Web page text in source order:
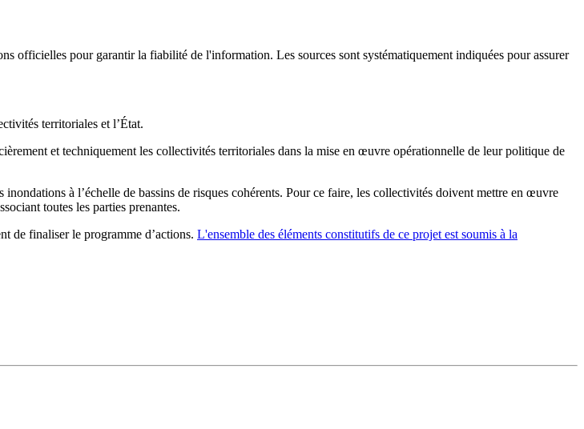
officielles pour garantir la fiabilité de l'information. Les sources sont systématiquement indiquées pour assurer
territoriales et l’État.
et techniquement les collectivités territoriales dans la mise en œuvre opérationnelle de leur politique de
à l’échelle de bassins de risques cohérents. Pour ce faire, les collectivités doivent mettre en œuvre
toutes les parties prenantes.
de finaliser le programme d’actions. L'ensemble des éléments constitutifs de ce projet est soumis à la